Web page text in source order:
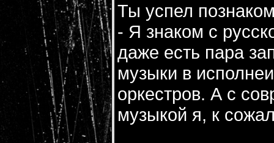
Ты успел
- Я знаком с
даже есть пара
музыки в
оркестров. А с
музыкой я, к